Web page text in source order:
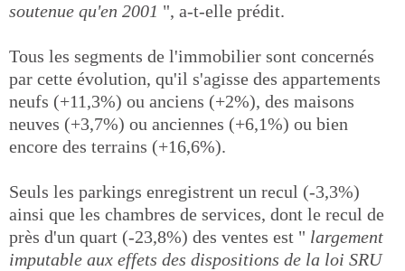
soutenue qu'en 2001 ", a-t-elle prédit.
Tous les segments de l'immobilier sont concernés
par cette évolution, qu'il s'agisse des appartements
neufs (+11,3%) ou anciens (+2%), des maisons
neuves (+3,7%) ou anciennes (+6,1%) ou bien
encore des terrains (+16,6%).
Seuls les parkings enregistrent un recul (-3,3%)
ainsi que les chambres de services, dont le recul de
près d'un quart (-23,8%) des ventes est " largement
imputable aux effets des dispositions de la loi SRU